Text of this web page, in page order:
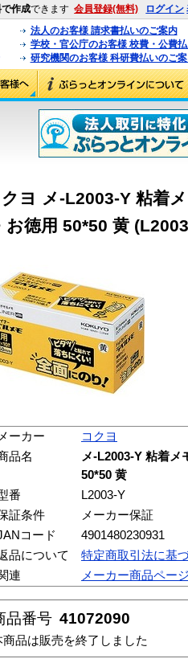
作成できます 会員登録(無料) ログイン
法人のお客様 請求書払いのご案内
学校・官公庁のお客様 校費・公費
研究機関のお客様 科研費払いのご
クヨ メ-L2003-Y 粘着
お徳用 50*50 黄
メーカー
コクヨ
品名
メ-L2003-Y 粘着メ
50*50 黄
番
L2003-Y
証条件
メーカー保証
コード
4901480230931
品について
特定商取引法に基
連
メーカー商品ペー
品番号 41072090
商品は販売を終了しました